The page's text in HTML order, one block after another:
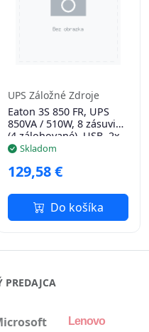
UPS Záložné Zdroje
Eaton 3S 850 FR, UPS
850VA / 510W, 8 zásuviek
(4 zálohované), USB, 2x
USB nabíjanie, slovenské
Skladom
129,58 €
Do košíka
PREDAJCA
Lenovo